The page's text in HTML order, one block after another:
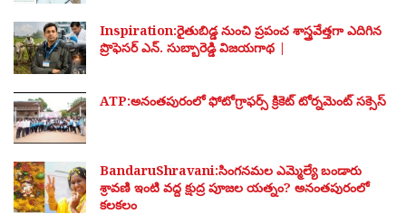
Inspiration:రైతుబిడ్డ నుంచి ప్రపంచ శాస్త్రవేత్తగా ఎదిగిన
ప్రొఫెసర్ ఎన్. సుబ్బారెడ్డి విజయగాథ |
ATP:అనంతపురంలో ఫోటోగ్రాఫర్స్ క్రికెట్ టోర్నమెంట్ సక్సెస్
BandaruShravani:సింగనమల ఎమ్మెల్యే బండారు
శ్రావణి ఇంటి వద్ద క్షుద్ర పూజల యత్నం? అనంతపురంలో
కలకలం